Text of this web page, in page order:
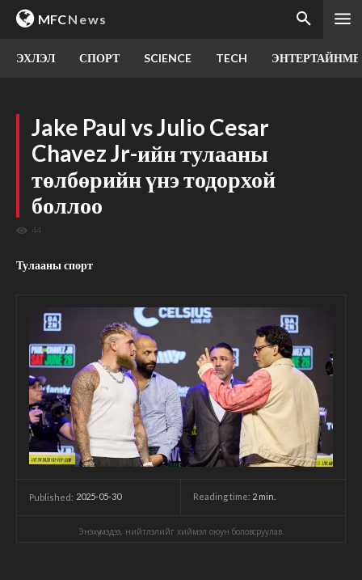
MFCNews
ЭХЛЭЛ СПОРТ SCIENCE TECH
Jake Paul vs Julio Cesar
Chavez Jr-ийн тулааны
төлбөрийн үнэ тодорхой
боллоо
44
Тулааны спорт
Published: 2025-05-30 Reading time: 2 min.
Энэхүү мэдээ, нийтлэлийг хиймэл оюун боловсруулав.